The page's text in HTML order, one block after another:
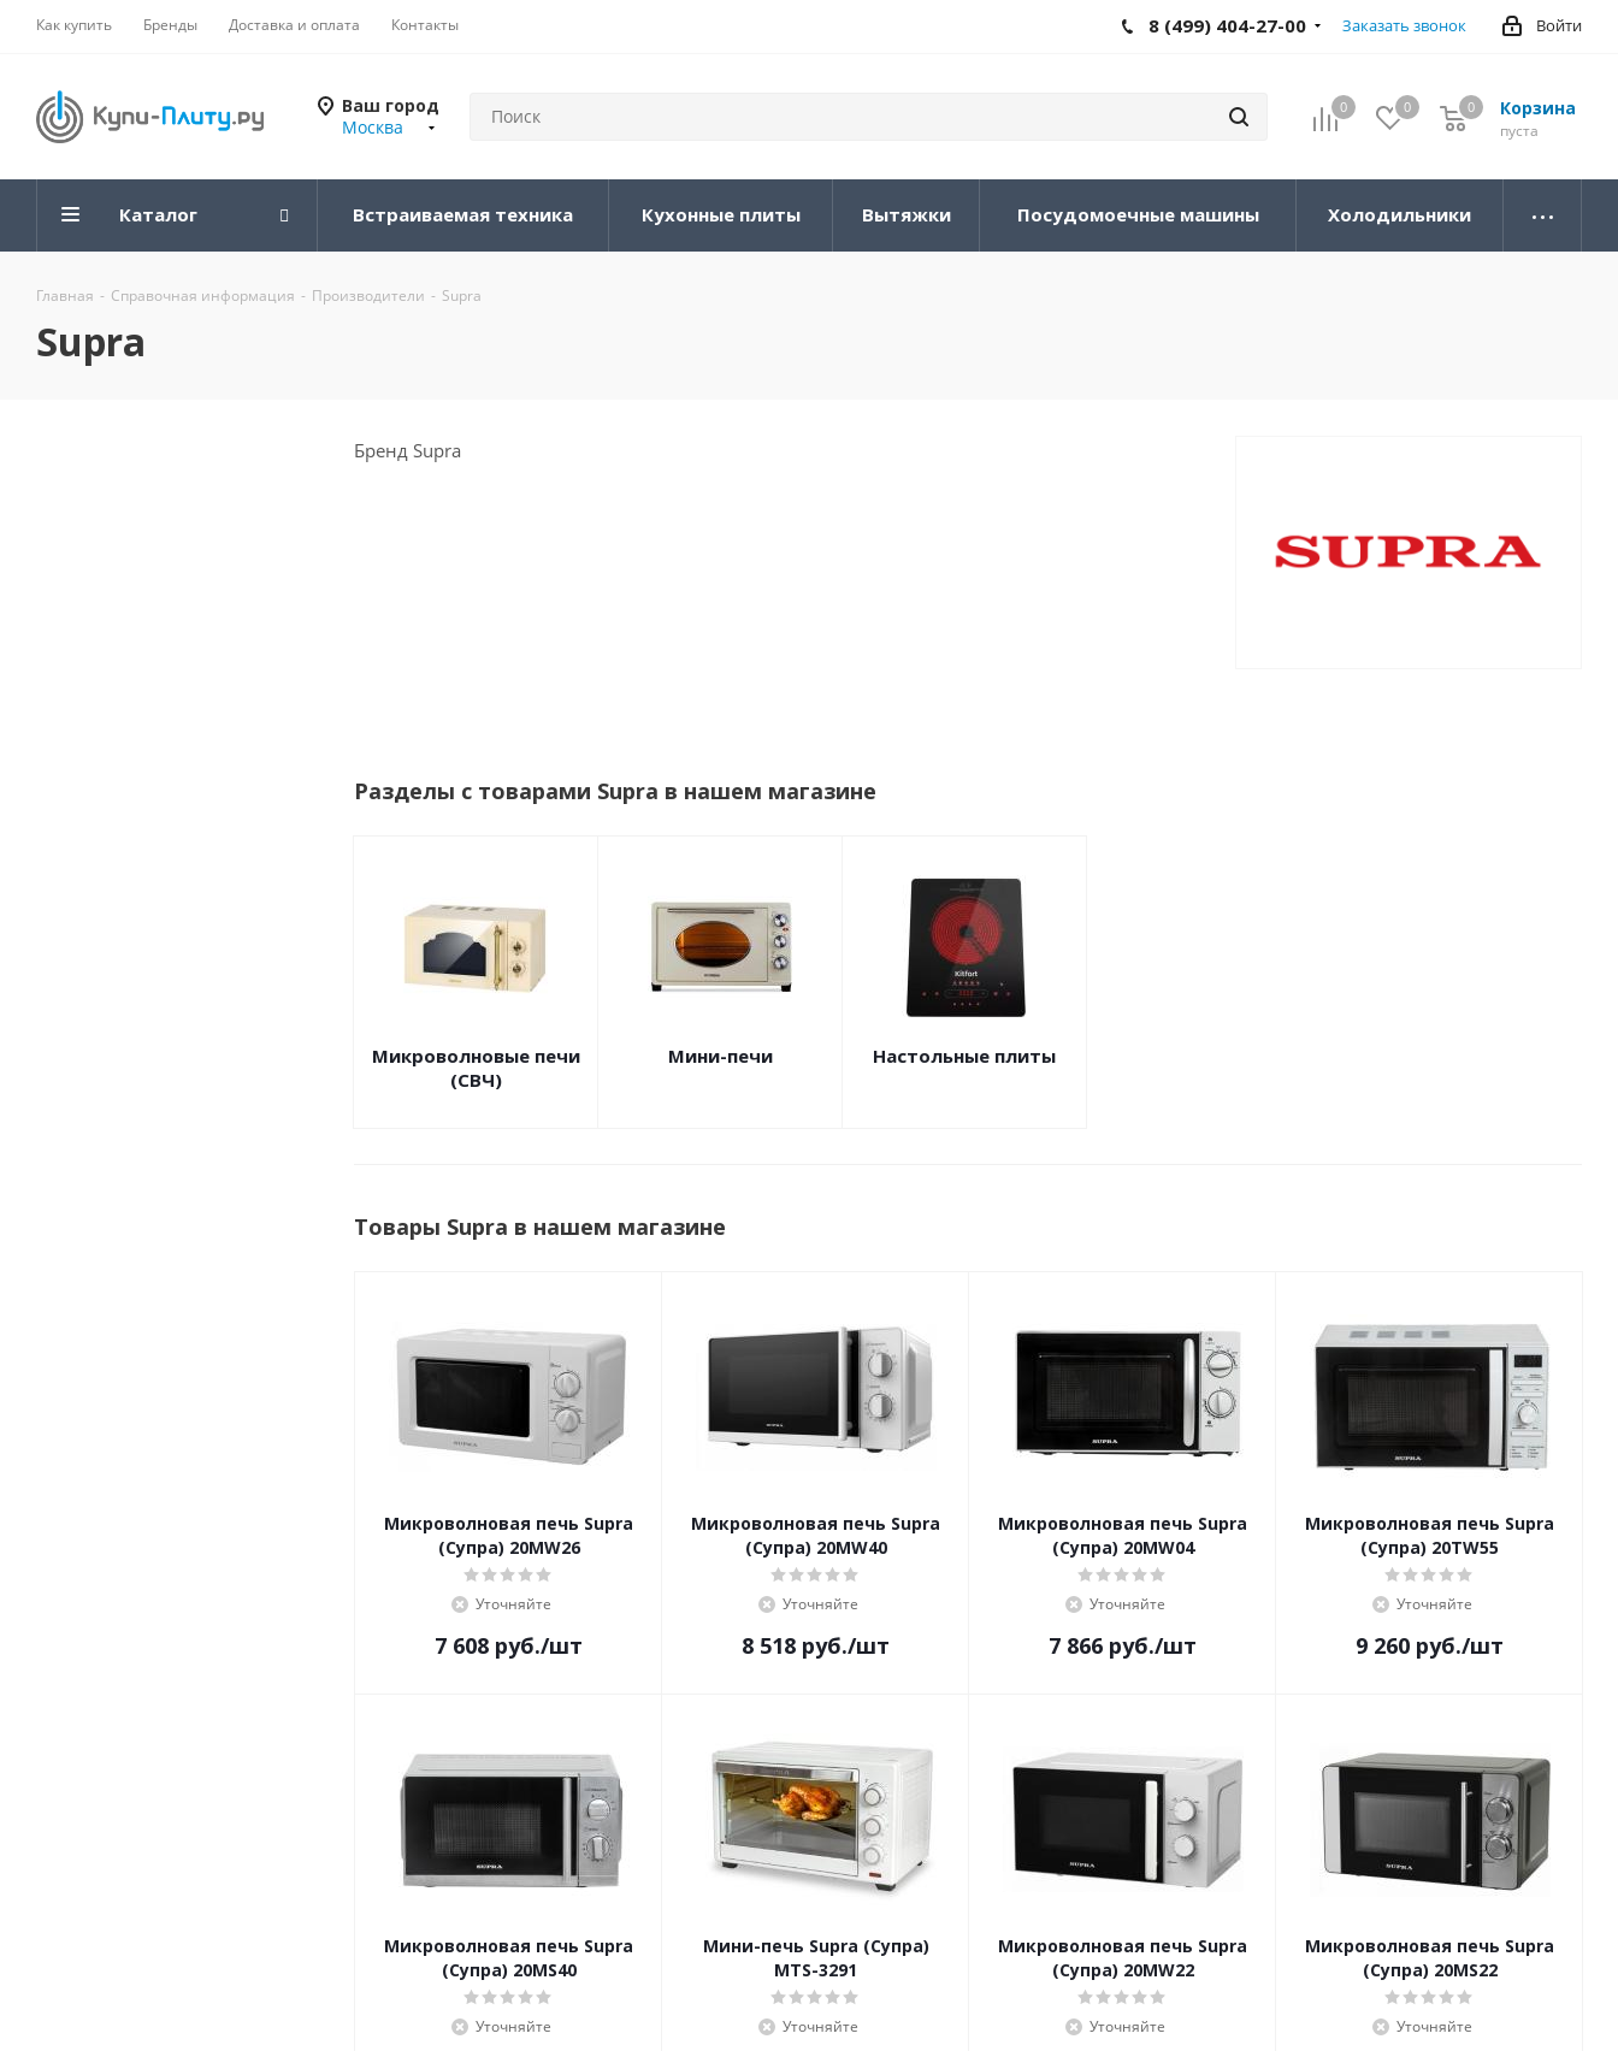
Как купить Бренды Доставка и оплата Контакты Войти
8 (499) 404-27-00 Заказать звонок
Ваш город
Москва
0 0 Корзина
0
пуста
0
Каталог Встраиваемая техника Кухонные плиты Вытяжки Посудомоечные машины Холодильники
Главная - Справочная информация - Производители - Supra
Supra
Бренд Supra
Разделы с товарами Supra в нашем магазине
Микроволновые печи
(СВЧ)
Мини-печи Настольные плиты
Товары Supra в нашем магазине
Микроволновая печь Supra
(Супра) 20MW26
Уточняйте
7 608 руб./шт
Микроволновая печь Supra
(Супра) 20MW40
Уточняйте
8 518 руб./шт
Микроволновая печь Supra
(Супра) 20MW04
Уточняйте
7 866 руб./шт
Микроволновая печь Supra
(Супра) 20TW55
Уточняйте
9 260 руб./шт
Микроволновая печь Supra
(Супра) 20MS40
Уточняйте
Мини-печь Supra (Супра)
MTS-3291
Уточняйте
Микроволновая печь Supra
(Супра) 20MW22
Уточняйте
Микроволновая печь Supra
(Супра) 20MS22
Уточняйте